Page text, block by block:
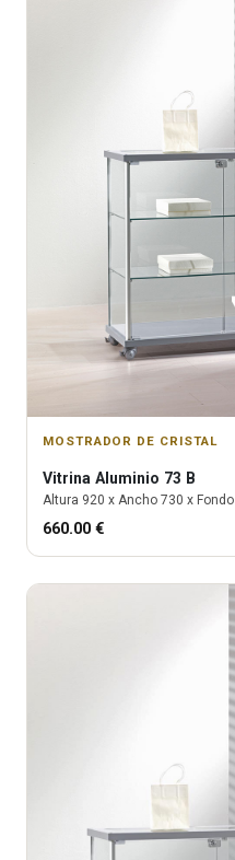
MOSTRADOR DE CRISTAL
Vitrina Aluminio 73 B
Altura 920 x Ancho 730 x Fondo
660.00 €